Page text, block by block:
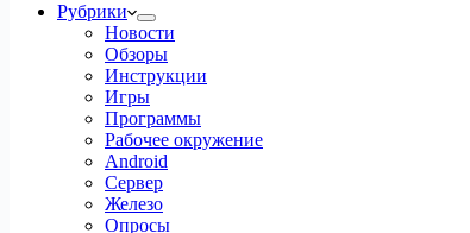
Рубрики
Новости
Обзоры
Инструкции
Игры
Программы
Рабочее окружение
Android
Сервер
Железо
Опросы